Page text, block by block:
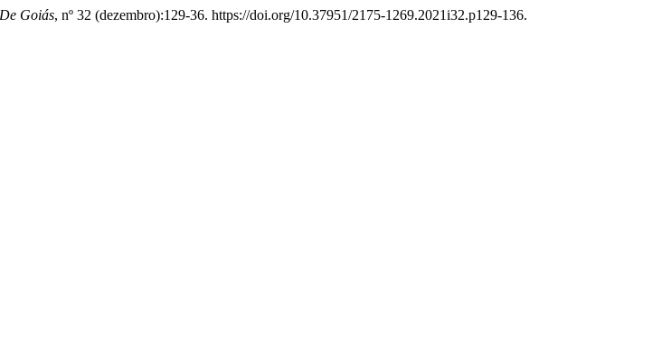
Goiás, nº 32 (dezembro):129-36. https://doi.org/10.37951/2175-1269.2021i32.p129-136.